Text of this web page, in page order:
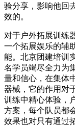
验分享，影响他回
效的。
对于户外拓展训练
一个拓展娱乐的辅
能。北京团建培训
名学员竭尽全力为
量和信心，在集体
器械，它的作用对
训练中精心体验，
方案，每个队员都
效果也对只有通过